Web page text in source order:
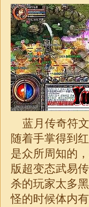
蓝月传奇符
随着手掌得到
是众所周知的
版超变态武易
杀的玩家太多
怪的时候体内